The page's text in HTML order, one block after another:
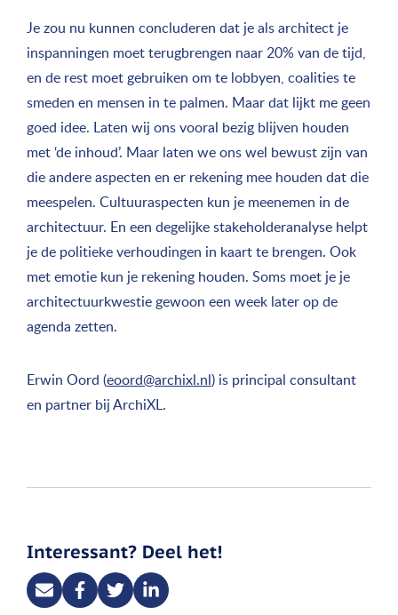
Je zou nu kunnen concluderen dat je als architect je
inspanningen moet terugbrengen naar 20% van de tijd,
en de rest moet gebruiken om te lobbyen, coalities te
smeden en mensen in te palmen. Maar dat lijkt me geen
goed idee. Laten wij ons vooral bezig blijven houden
met ‘de inhoud’. Maar laten we ons wel bewust zijn van
die andere aspecten en er rekening mee houden dat die
meespelen. Cultuuraspecten kun je meenemen in de
architectuur. En een degelijke stakeholderanalyse helpt
je de politieke verhoudingen in kaart te brengen. Ook
met emotie kun je rekening houden. Soms moet je je
architectuurkwestie gewoon een week later op de
agenda zetten.
Erwin Oord (eoord@archixl.nl) is principal consultant
en partner bij ArchiXL.
Interessant? Deel het!